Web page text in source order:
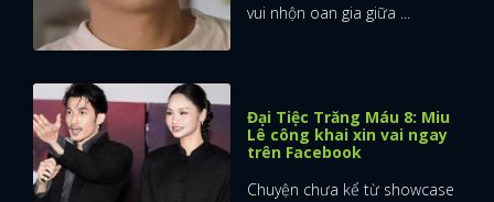
vui nhộn oan gia giữa ...
Đại Tiệc Trăng Máu 8: Miu
Lê công khai xin vai ngay
trên Facebook
Chuyện chưa kể từ showcase